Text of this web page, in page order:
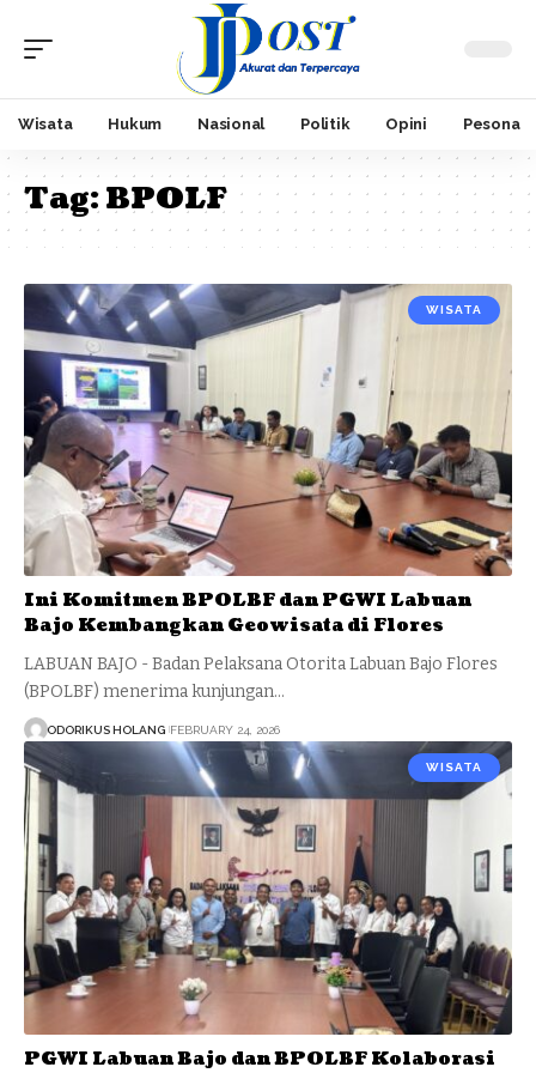
Wisata Hukum Nasional Politik Opini Pesona
Tag:BPOLF
WISATA
Ini Komitmen BPOLBF dan PGWI Labuan
Bajo Kembangkan Geowisata di Flores
LABUAN BAJO - Badan Pelaksana Otorita Labuan Bajo Flores
(BPOLBF) menerima kunjungan…
ODORIKUS HOLANG FEBRUARY 24, 2026
WISATA
PGWI Labuan Bajo dan BPOLBF Kolaborasi